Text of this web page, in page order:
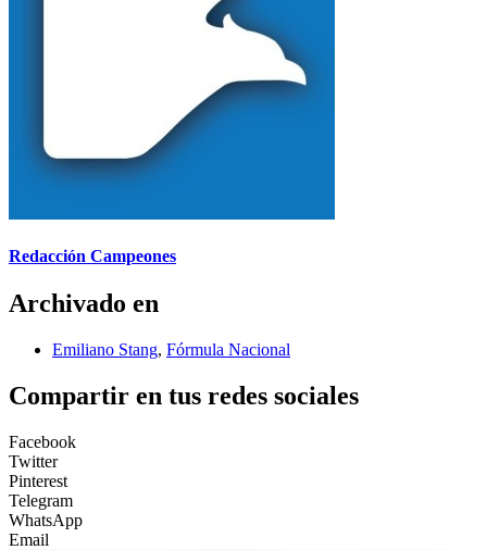
Redacción Campeones
Archivado en
Emiliano Stang, Fórmula Nacional
Compartir en tus redes sociales
Facebook
Twitter
Pinterest
Telegram
WhatsApp
Email